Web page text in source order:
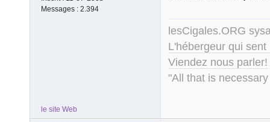
Messages : 2.394
lesCigales.ORG
L'hébergeur qui
Viendez nous parler!
"All that is
le site Web